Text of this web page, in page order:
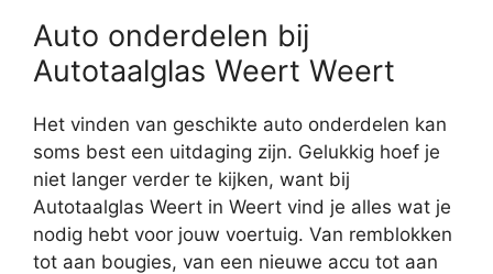
Auto onderdelen bij
Autotaalglas Weert Weert
Het vinden van geschikte auto onderdelen kan
soms best een uitdaging zijn. Gelukkig hoef je
niet langer verder te kijken, want bij
Autotaalglas Weert in Weert vind je alles wat je
nodig hebt voor jouw voertuig. Van remblokken
tot aan bougies, van een nieuwe accu tot aan